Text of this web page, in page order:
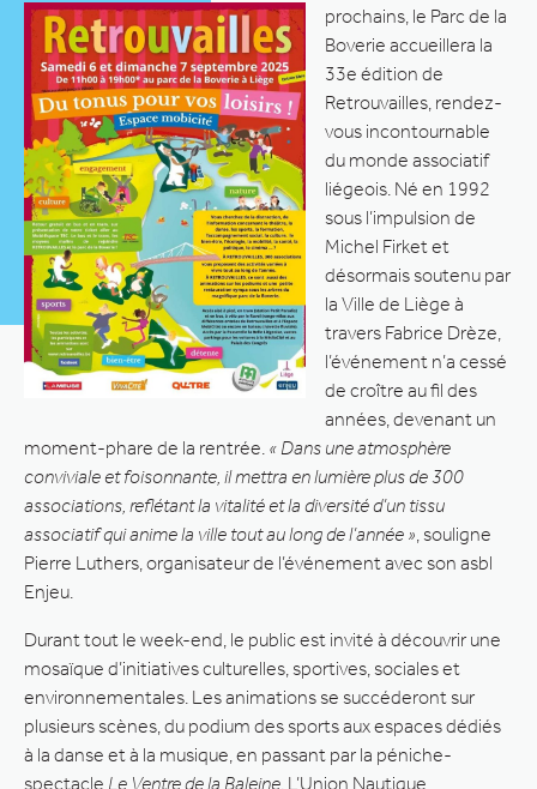
prochains, le Parc de la
Boverie accueillera la
33e édition de
Retrouvailles, rendez-
vous incontournable
du monde associatif
liégeois. Né en 1992
sous l’impulsion de
Michel Firket et
désormais soutenu par
la Ville de Liège à
travers Fabrice Drèze,
l’événement n’a cessé
de croître au fil des
années, devenant un
moment-phare de la rentrée. « Dans une atmosphère
conviviale et foisonnante, il mettra en lumière plus de 300
associations, reflétant la vitalité et la diversité d’un tissu
associatif qui anime la ville tout au long de l’année » , souligne
Pierre Luthers, organisateur de l’événement avec son asbl
Enjeu.
Durant tout le week-end, le public est invité à découvrir une
mosaïque d’initiatives culturelles, sportives, sociales et
environnementales. Les animations se succéderont sur
plusieurs scènes, du podium des sports aux espaces dédiés
à la danse et à la musique, en passant par la péniche-
spectacle Le Ventre de la Baleine . L’Union Nautique